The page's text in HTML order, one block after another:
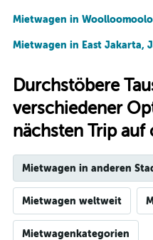
Mietwagen in
Mietwagen in East Jakarta,
Durchstöbere
verschiedener
nächsten Trip auf
Mietwagen in anderen
Mietwagen weltweit
Mietwagenkategorien